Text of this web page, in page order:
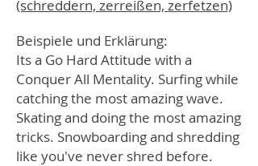
(schreddern, zerreißen, zerfetzen)
Beispiele und Erklärung:
Its a Go Hard Attitude with a
Conquer All Mentality. Surfing while
catching the most amazing wave.
Skating and doing the most amazing
tricks. Snowboarding and shredding
like you've never shred before.